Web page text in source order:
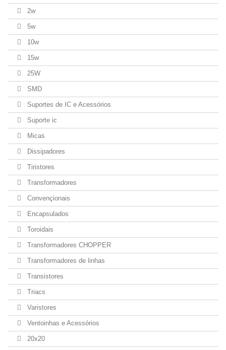
2w
5w
10w
15w
25W
SMD
Suportes de IC e Acessórios
Suporte ic
Micas
Dissipadores
Tiristores
Transformadores
Convençionais
Encapsulados
Toroidais
Transformadores CHOPPER
Transformadores de linhas
Transistores
Triacs
Varistores
Ventoinhas e Acessórios
20x20